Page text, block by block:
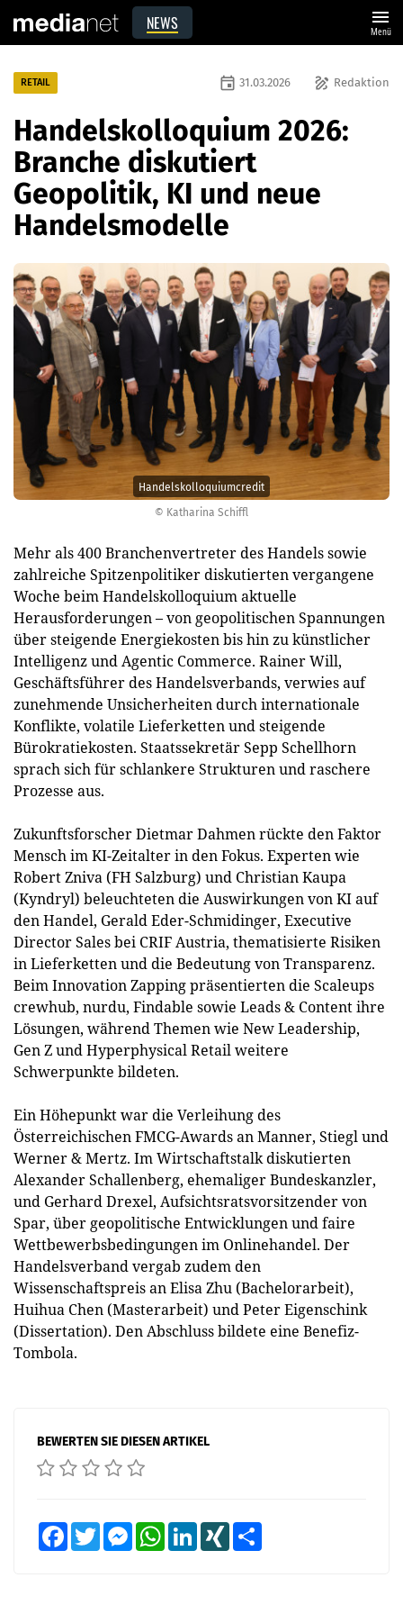
NEWS menu
Menü
© Katharina Schiffl
Handelskolloquiumcredit
RETAIL draw Redaktion
event 31.03.2026
Handelskolloquium 2026:
Branche diskutiert
Geopolitik, KI und neue
Handelsmodelle
Mehr als 400 Branchenvertreter des Handels sowie
zahlreiche Spitzenpolitiker diskutierten vergangene
Woche beim Handelskolloquium aktuelle
Herausforderungen – von geopolitischen Spannungen
über steigende Energiekosten bis hin zu künstlicher
Intelligenz und Agentic Commerce. Rainer Will,
Geschäftsführer des Handelsverbands, verwies auf
zunehmende Unsicherheiten durch internationale
Konflikte, volatile Lieferketten und steigende
Bürokratiekosten. Staatssekretär Sepp Schellhorn
sprach sich für schlankere Strukturen und raschere
Prozesse aus.
Zukunftsforscher Dietmar Dahmen rückte den Faktor
Mensch im KI-Zeitalter in den Fokus. Experten wie
Robert Zniva (FH Salzburg) und Christian Kaupa
(Kyndryl) beleuchteten die Auswirkungen von KI auf
den Handel, Gerald Eder-Schmidinger, Executive
Director Sales bei CRIF Austria, thematisierte Risiken
in Lieferketten und die Bedeutung von Transparenz.
Beim Innovation Zapping präsentierten die Scaleups
crewhub, nurdu, Findable sowie Leads & Content ihre
Lösungen, während Themen wie New Leadership,
Gen Z und Hyperphysical Retail weitere
Schwerpunkte bildeten.
Ein Höhepunkt war die Verleihung des
Österreichischen FMCG-Awards an Manner, Stiegl und
Werner & Mertz. Im Wirtschaftstalk diskutierten
Alexander Schallenberg, ehemaliger Bundeskanzler,
und Gerhard Drexel, Aufsichtsratsvorsitzender von
Spar, über geopolitische Entwicklungen und faire
Wettbewerbsbedingungen im Onlinehandel. Der
Handelsverband vergab zudem den
Wissenschaftspreis an Elisa Zhu (Bachelorarbeit),
Huihua Chen (Masterarbeit) und Peter Eigenschink
(Dissertation). Den Abschluss bildete eine Benefiz-
Tombola.
BEWERTEN SIE DIESEN ARTIKEL
FacebookTwitter MessengerWhatsAppLinkedInXING